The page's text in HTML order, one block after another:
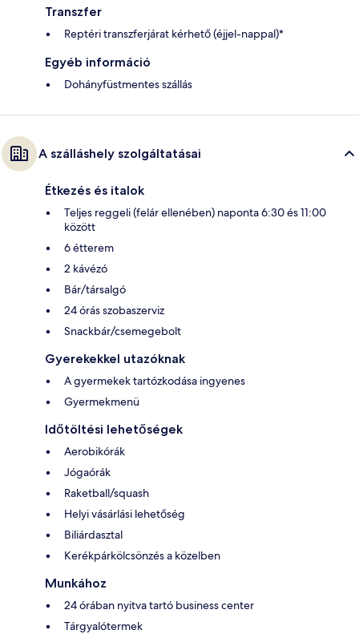
Transzfer
Reptéri transzferjárat kérhető (éjjel-nappal)*
Egyéb információ
Dohányfüstmentes szállás
A szálláshely szolgáltatásai
Étkezés és italok
Teljes reggeli (felár ellenében) naponta 6:30 és 11:00
között
6 étterem
2 kávézó
Bár/társalgó
24 órás szobaszerviz
Snackbár/csemegebolt
Gyerekekkel utazóknak
A gyermekek tartózkodása ingyenes
Gyermekmenü
Időtöltési lehetőségek
Aerobikórák
Jógaórák
Raketball/squash
Helyi vásárlási lehetőség
Biliárdasztal
Kerékpárkölcsönzés a közelben
Munkához
24 órában nyitva tartó business center
Tárgyalótermek